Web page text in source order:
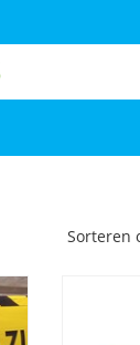
Sorteren